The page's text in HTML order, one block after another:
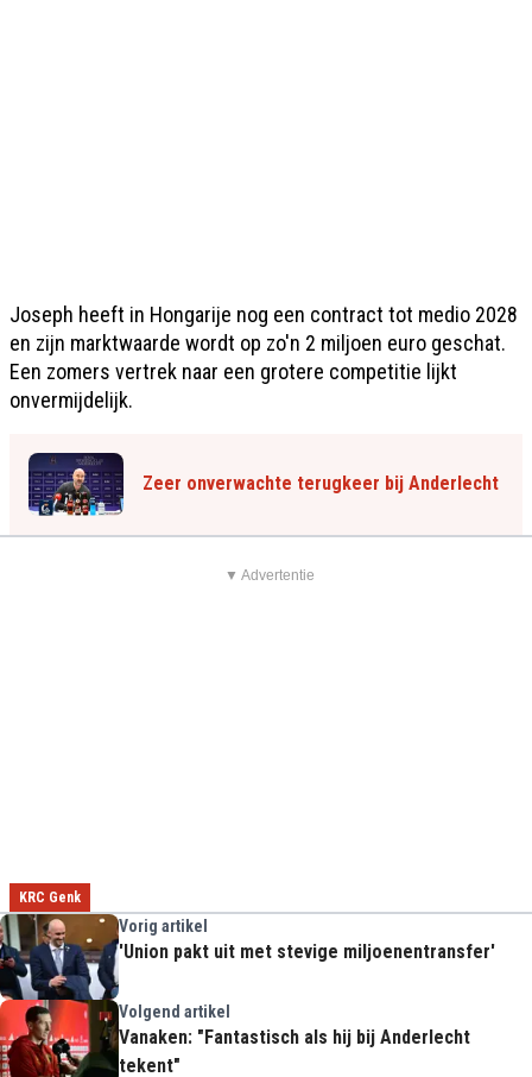
Joseph heeft in Hongarije nog een contract tot medio 2028
en zijn marktwaarde wordt op zo'n 2 miljoen euro geschat.
Een zomers vertrek naar een grotere competitie lijkt
onvermijdelijk.
Zeer onverwachte terugkeer bij Anderlecht
▼ Advertentie
KRC Genk
Vorig artikel
'Union pakt uit met stevige miljoenentransfer'
Volgend artikel
Vanaken: "Fantastisch als hij bij Anderlecht
tekent"